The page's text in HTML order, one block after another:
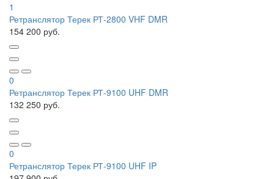
1
Ретранслятор Терек РТ-2800 VHF DMR
154 200 руб.
0
Ретранслятор Терек РТ-9100 UHF DMR
132 250 руб.
0
Ретранслятор Терек РТ-9100 UHF IP